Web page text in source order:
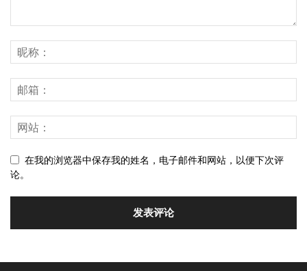
在我的浏览器中保存我的姓名，电子邮件和网站，以便下次评
论。